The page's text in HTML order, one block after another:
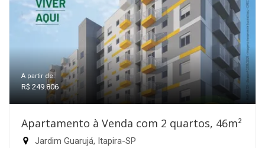
A partir de:
R$ 249.806
Apartamento à Venda com 2 quartos, 46m²
Jardim Guarujá, Itapira-SP